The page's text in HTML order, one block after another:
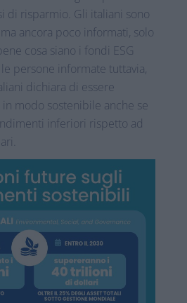
di risparmio. Gli italiani sono
ancora poco informati, solo
cosa siano i fondi ESG
le persone informate tuttavia,
dichiara di essere
modo sostenibile anche se
inferiori rispetto ad